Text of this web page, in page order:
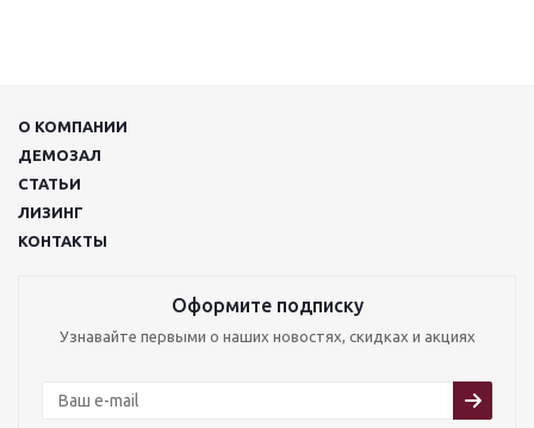
О КОМПАНИИ
ДЕМОЗАЛ
СТАТЬИ
ЛИЗИНГ
КОНТАКТЫ
Оформите подписку
Узнавайте первыми о наших новостях, скидках и акциях